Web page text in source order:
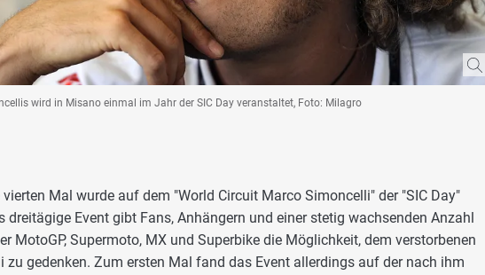
wird in Misano einmal im Jahr der SIC Day veranstaltet, Foto: Milagro
Mal wurde auf dem "World Circuit Marco Simoncelli" der "SIC Day"
dreitägige Event gibt Fans, Anhängern und einer stetig wachsenden Anzahl
MotoGP, Supermoto, MX und Superbike die Möglichkeit, dem verstorbenen
zu gedenken. Zum ersten Mal fand das Event allerdings auf der nach ihm